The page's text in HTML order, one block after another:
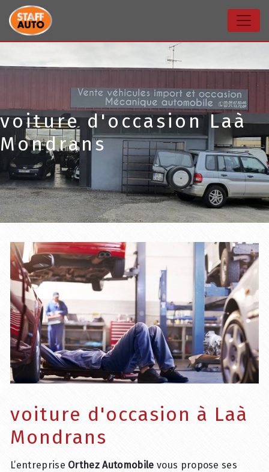
Panneau de gestion des cookies
voiture d'occasion Laà
Mondrans
voiture d'occasion à Laà
Mondrans
L’entreprise Orthez Automobile vous propose ses